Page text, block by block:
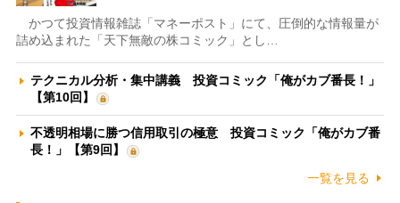
かつて投資情報雑誌「マネーポスト」にて、圧倒的な情報量が
詰め込まれた「天下無敵の株コミック」とし…
テクニカル分析・集中講義 投資コミック「俺がカブ番長！」
【第10回】
不透明相場に勝つ信用取引の極意 投資コミック「俺がカブ番
長！」【第9回】
一覧を見る